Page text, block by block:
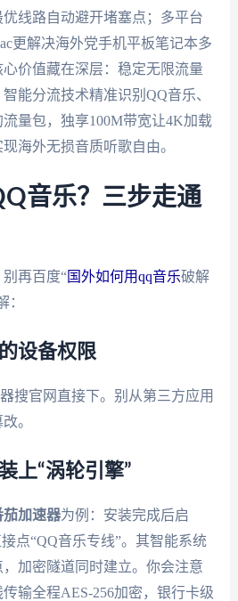
线路自动避开堵塞点；多平台
更解决海外党手机平板笔记本多
价值藏在深层：稳定无限流量
能分流技术精准识别QQ音乐、
量包，独享100M带宽让4K加载
海外无损音质听歌自由。
音乐？三步走通
再百度“国外如何用qq音乐破解
：
设备权限
搜官网直接下。别从第三方应用
。
上“涡轮引擎”
茄加速器为例：安装完成后启
点“QQ音乐专线”。其智能系统
加密隧道同时建立。你会注意
输全程AES-256加密，银行卡级